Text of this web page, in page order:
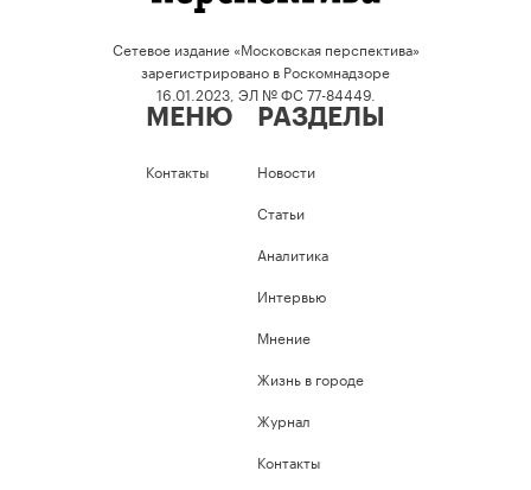
Сетевое издание «Московская перспектива»
зарегистрировано в Роскомнадзоре
16.01.2023, ЭЛ № ФС 77-84449.
МЕНЮ
Контакты
РАЗДЕЛЫ
Новости
Статьи
Аналитика
Интервью
Мнение
Жизнь в городе
Журнал
Контакты